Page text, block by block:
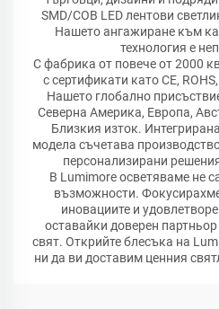
SMD/COB LED лентови
Нашето ангажиране към
технология е
С фабрика от повече от 2000
с сертификати като CE,
Нашето глобално
Северна Америка, Европа,
Близкия изток.
модела съчетава
персонализирани
В Lumimore осветяваме не
възможности.
иновациите и
оставайки доверен
свят. Открийте блесъка на
ни да ви доставим ценния